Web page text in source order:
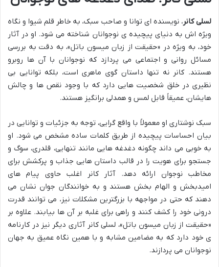
لسلی کانر، نویسنده ای توانا و صاحب سبک، به خاطر قلم شیوا و نگاه
ویژه اش به دنیای پیچیده ی نوجوانان شناخته می شود. او در آثار
خود، به ویژه در «حقیقت از زبان میسون باتل»، به دقت به بررسی
مسائل روانی و اجتماعی می پردازد که نوجوانان با آن ها روبرو
هستند. کانر نه تنها داستان گوی ماهری است، بلکه توانایی بی
نظیری در خلق شخصیت هایی دارد که با وجود نقص ها و چالش
هایشان، عمیقاً قابل لمس و همدلی برانگیز هستند.
سبک نوشتاری او معمولاً با واقع گرایی، توجه به جزئیات و توانایی در
بیان احساسات پیچیده از طریق کلمات ساده مشخص می شود. او
به خوبی می داند چگونه دغدغه هایی مانند تنهایی، قلدری، سوگ و
جستجو برای هویت را در قالب داستان هایی جذاب و پرکشش برای
مخاطب نوجوان ارائه دهد. آثار کانر اغلب حاوی پیام های
امیدبخش و الهام بخش هستند و به خوانندگان جوان نشان می
دهند که حتی در مواجهه با بزرگترین مشکلات نیز، می توانند قدرت
درونی خود را کشف کنند و راهی برای غلبه بر آن ها بیابند. علاوه بر
«حقیقت از زبان میسون باتل»، لسلی کانر آثاری دیگر نیز در کارنامه
ی خود دارد که به مضامین مشابه و با همین نگاه عمیق به جهان
نوجوانان می پردازند.